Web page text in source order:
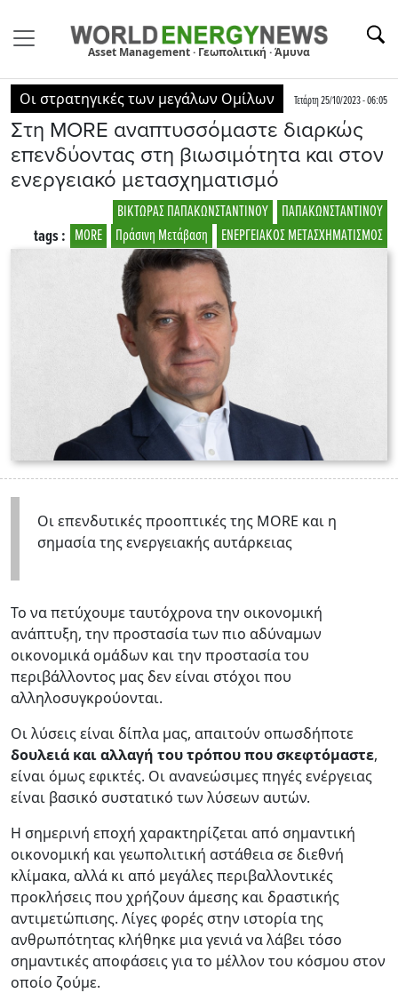
Asset Management · Γεωπολιτική · Άμυνα
Οι στρατηγικές των μεγάλων Ομίλων Τετάρτη 25/10/2023 - 06:05
Στη MORE αναπτυσσόμαστε διαρκώς
επενδύοντας στη βιωσιμότητα και στον
ενεργειακό μετασχηματισμό
ΠΑΠΑΚΩΝΣΤΑΝΤΙΝΟΥ
ΒΙΚΤΩΡΑΣ ΠΑΠΑΚΩΝΣΤΑΝΤΙΝΟΥ
ΕΝΕΡΓΕΙΑΚΟΣ ΜΕΤΑΣΧΗΜΑΤΙΣΜΟΣ
Πράσινη Μετάβαση
MORE
tags :
Οι επενδυτικές προοπτικές της MORE και η
σημασία της ενεργειακής αυτάρκειας
Το να πετύχουμε ταυτόχρονα την οικονομική
ανάπτυξη, την προστασία των πιο αδύναμων
οικονομικά ομάδων και την προστασία του
περιβάλλοντος μας δεν είναι στόχοι που
αλληλοσυγκρούονται.
Οι λύσεις είναι δίπλα μας, απαιτούν οπωσδήποτε
δουλειά και αλλαγή του τρόπου που σκεφτόμαστε,
είναι όμως εφικτές. Οι ανανεώσιμες πηγές ενέργειας
είναι βασικό συστατικό των λύσεων αυτών.
Η σημερινή εποχή χαρακτηρίζεται από σημαντική
οικονομική και γεωπολιτική αστάθεια σε διεθνή
κλίμακα, αλλά κι από μεγάλες περιβαλλοντικές
προκλήσεις που χρήζουν άμεσης και δραστικής
αντιμετώπισης. Λίγες φορές στην ιστορία της
ανθρωπότητας κλήθηκε μια γενιά να λάβει τόσο
σημαντικές αποφάσεις για το μέλλον του κόσμου στον
οποίο ζούμε.